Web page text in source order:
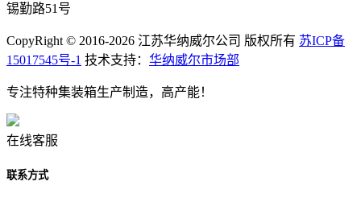
锡勤路51号
CopyRight © 2016-2026 江苏华纳威尔公司 版权所有 苏ICP备
15017545号-1 技术支持： 华纳威尔市场部
专注特种集装箱生产制造，高产能！
在线客服
联系方式